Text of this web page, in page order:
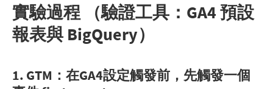
實驗過程 （驗證工具：GA4 預設
報表與 BigQuery）
1. GTM：在GA4設定觸發前，先觸發一個